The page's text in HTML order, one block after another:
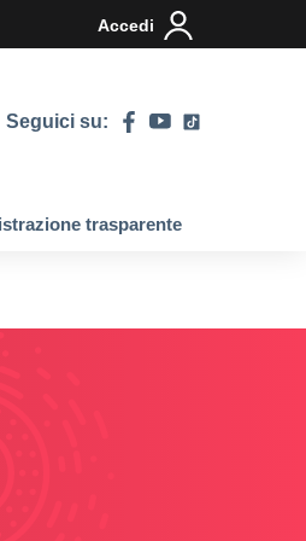
Accedi
Seguici su:
trasparente